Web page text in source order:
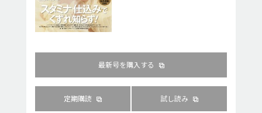
最新号を購入する
定期購読 試し読み